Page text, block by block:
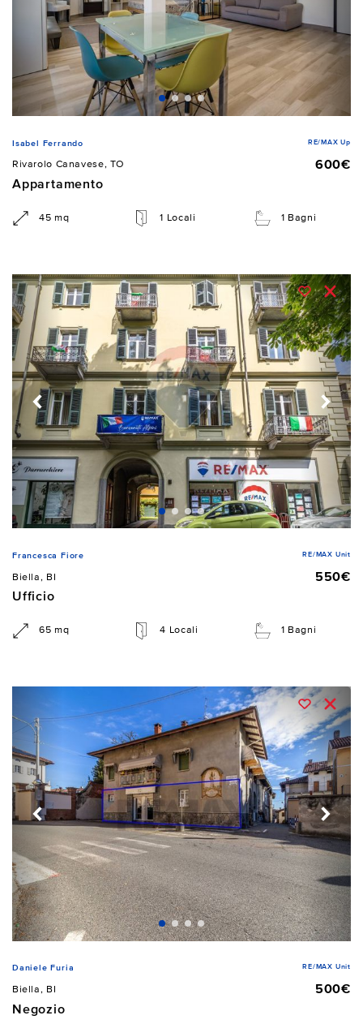
Isabel Ferrando RE/MAX Up
Rivarolo Canavese, TO
600€
Appartamento
45 mq 1 Locali 1 Bagni
Francesca Fiore RE/MAX Unit
Biella, BI
550€
Ufficio
65 mq 4 Locali 1 Bagni
Daniele Furia RE/MAX Unit
Biella, BI
500€
Negozio